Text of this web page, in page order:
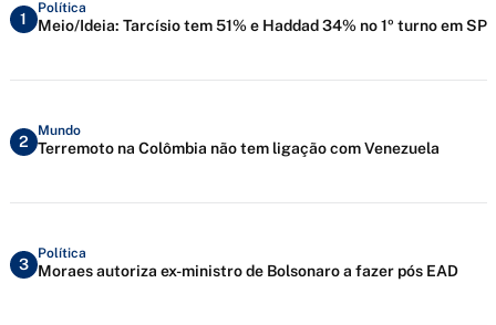
1
Política
Meio/Ideia: Tarcísio tem 51% e Haddad 34% no 1º turno em SP
2
Mundo
Terremoto na Colômbia não tem ligação com Venezuela
3
Política
Moraes autoriza ex-ministro de Bolsonaro a fazer pós EAD